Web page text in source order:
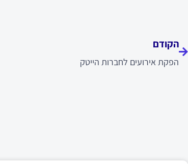
הקודם
הפקת אירועים לחברות הייטק